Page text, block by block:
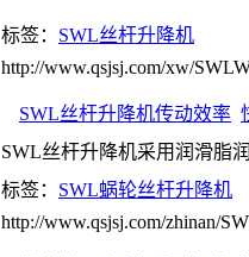
标签： SWL丝杆升降机
http://www.qsjsj.com/xw/
SWL丝杆升降机传动效率
SWL丝杆升降机采用润滑脂
标签： SWL蜗轮丝杆升降机
http://www.qsjsj.com/zhinan/